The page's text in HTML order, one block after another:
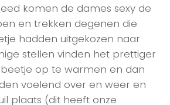
komen de dames sexy de
en trekken degenen die
hadden uitgekozen naar
stellen vinden het prettiger
op te warmen en dan
voelend over en weer en
plaats (dit heeft onze